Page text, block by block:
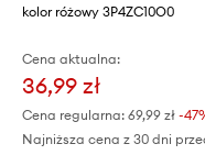
kolor różowy 3P4ZC10O0
Cena aktualna:
36,99 zł
Cena regularna: 69,99 zł -
Najniższa cena z 30 dni